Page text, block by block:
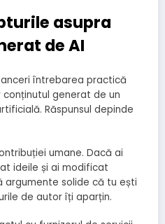
asupra
de AI
întrebarea practică
generat de un
Răspunsul depinde
umane. Dacă ai
ideile și ai modificat
argumente solide că tu ești
de autor îți aparțin.